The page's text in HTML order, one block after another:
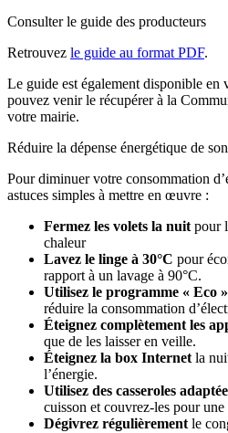
Consulter le guide des producteurs
Retrouvez le guide au format PDF.
Le guide est également disponible en
pouvez venir le récupérer à la
votre mairie.
Réduire la dépense énergétique de
Pour diminuer votre consommation
astuces simples à mettre en œuvre :
Fermez les volets la nuit pour
chaleur
Lavez le linge à 30°C pour
rapport à un lavage à 90°C.
Utilisez le programme « Eco »
réduire la consommation
Éteignez complètement les
que de les laisser en veille.
Éteignez la box Internet la
l’énergie.
Utilisez des casseroles
cuisson et couvrez-les pour
Dégivrez régulièrement le